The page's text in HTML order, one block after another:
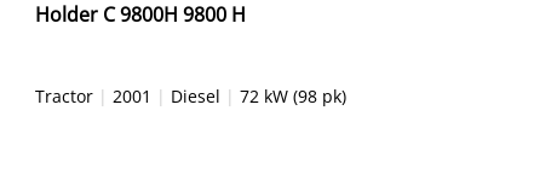
Holder C 9800H 9800 H
Tractor |2001 | Diesel |72 kW (98 pk)